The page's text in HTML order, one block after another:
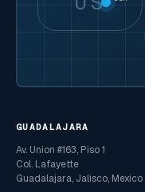
GUADALAJARA
Av. Union #163, Piso 1
Col. Lafayette
Guadalajara, Jalisco,